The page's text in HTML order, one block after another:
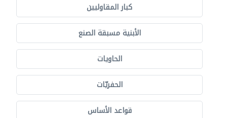
كبار المقاوليين
الأبنية مسبقة الصنع
الحاويات
الحفريّات
قواعد الأساس